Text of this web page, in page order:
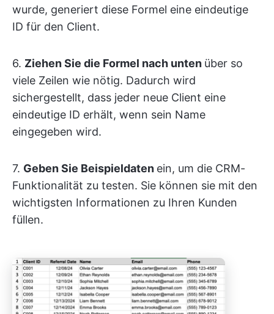
wurde, generiert diese Formel eine eindeutige
ID für den Client.
6. Ziehen Sie die Formel nach unten über so
viele Zeilen wie nötig. Dadurch wird
sichergestellt, dass jeder neue Client eine
eindeutige ID erhält, wenn sein Name
eingegeben wird.
7. Geben Sie Beispieldaten ein, um die CRM-
Funktionalität zu testen. Sie können sie mit den
wichtigsten Informationen zu Ihren Kunden
füllen.